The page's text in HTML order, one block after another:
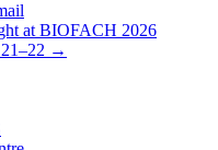
at BIOFACH 2026
→